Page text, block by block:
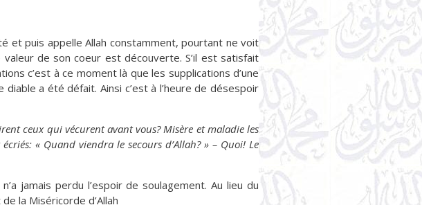
et puis appelle Allah constamment, pourtant ne voit
de son coeur est découverte. S’il est satisfait
c’est à ce moment là que les supplications d’une
a été défait. Ainsi c’est à l’heure de désespoir
ceux qui vécurent avant vous? Misère et maladie les
« Quand viendra le secours d’Allah? » – Quoi! Le
jamais perdu l’espoir de soulagement. Au lieu du
la Miséricorde d’Allah